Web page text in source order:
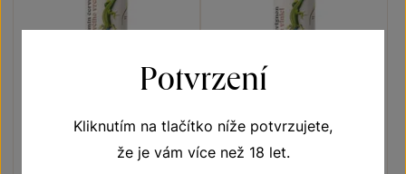
Vína s příběhem Ještěrka zelená
pozdní sběr 2025
Vína s příběhem Ještěrka zelená
pozdní sběr 2025
Potvrzení
Kliknutím na tlačítko níže potvrzujete,
že je vám více než 18 let.